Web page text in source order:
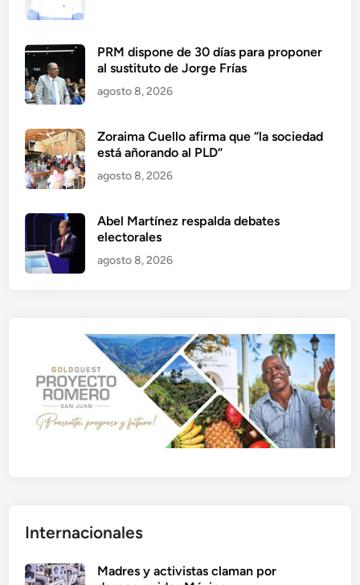
PRM dispone de 30 días para proponer
al sustituto de Jorge Frías
agosto 8, 2026
Zoraima Cuello afirma que “la sociedad
está añorando al PLD”
agosto 8, 2026
Abel Martínez respalda debates
electorales
agosto 8, 2026
Internacionales
Madres y activistas claman por